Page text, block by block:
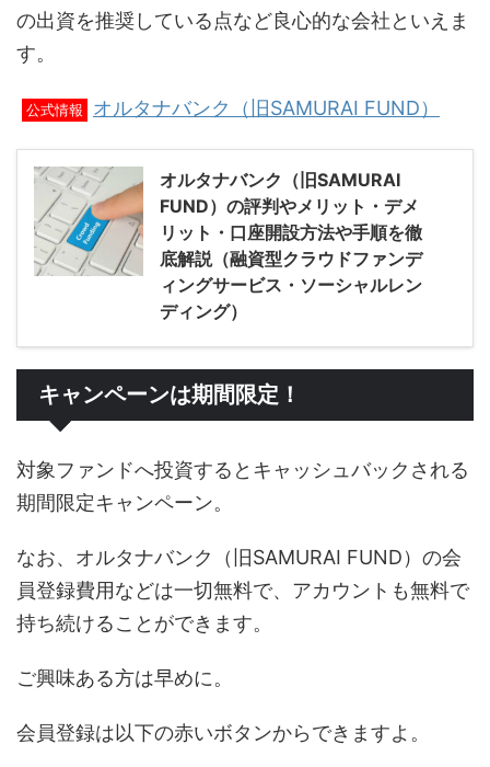
の出資を推奨している点など良心的な会社といえま
す。
公式情報 オルタナバンク（旧SAMURAI FUND）
オルタナバンク（旧SAMURAI
FUND）の評判やメリット・デメ
リット・口座開設方法や手順を徹
底解説（融資型クラウドファンデ
ィングサービス・ソーシャルレン
ディング）
キャンペーンは期間限定！
対象ファンドへ投資するとキャッシュバックされる
期間限定キャンペーン。
なお、オルタナバンク（旧SAMURAI FUND）の会
員登録費用などは一切無料で、アカウントも無料で
持ち続けることができます。
ご興味ある方は早めに。
会員登録は以下の赤いボタンからできますよ。